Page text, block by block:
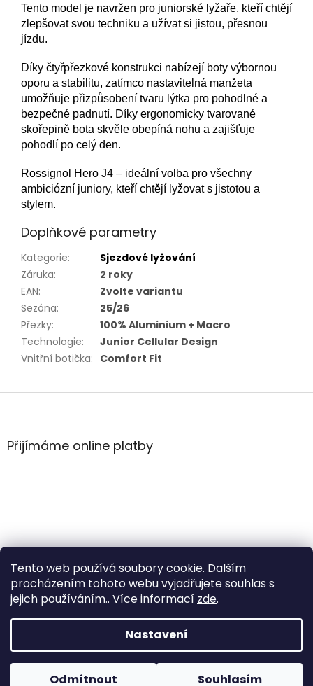
Tento web používá soubory cookie. Dalším
procházením tohoto webu vyjadřujete souhlas s
jejich používáním.. Více informací zde.
Nastavení
Odmítnout Souhlasím
Tento model je navržen pro juniorské lyžaře, kteří chtějí
zlepšovat svou techniku a užívat si jistou, přesnou
jízdu.
Díky čtyřpřezkové konstrukci nabízejí boty výbornou
oporu a stabilitu, zatímco nastavitelná manžeta
umožňuje přizpůsobení tvaru lýtka pro pohodlné a
bezpečné padnutí. Díky ergonomicky tvarované
skořepině bota skvěle obepíná nohu a zajišťuje
pohodlí po celý den.
Rossignol Hero J4 – ideální volba pro všechny
ambiciózní juniory, kteří chtějí lyžovat s jistotou a
stylem.
Doplňkové parametry
Kategorie:
Sjezdové lyžování
Záruka:
2 roky
EAN:
Zvolte variantu
Sezóna:
25/26
Přezky:
100% Aluminium + Macro
Technologie:
Junior Cellular Design
Vnitřní botička: Comfort Fit
Z
aPřijímáme online platby
Vytvořil Shoptet
Copyright 2026WintersportHK. Všechna práva